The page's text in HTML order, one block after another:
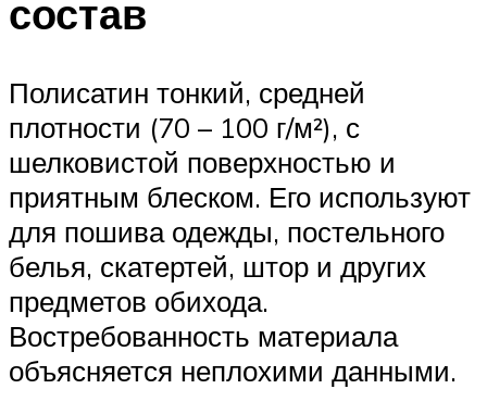
состав
Полисатин тонкий, средней
плотности (70 – 100 г/м²), с
шелковистой поверхностью и
приятным блеском. Его используют
для пошива одежды, постельного
белья, скатертей, штор и других
предметов обихода.
Востребованность материала
объясняется неплохими данными.